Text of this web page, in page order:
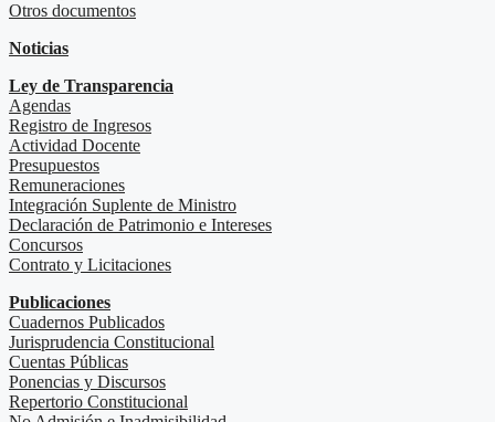
Otros documentos
Noticias
Ley de Transparencia
Agendas
Registro de Ingresos
Actividad Docente
Presupuestos
Remuneraciones
Integración Suplente de Ministro
Declaración de Patrimonio e Intereses
Concursos
Contrato y Licitaciones
Publicaciones
Cuadernos Publicados
Jurisprudencia Constitucional
Cuentas Públicas
Ponencias y Discursos
Repertorio Constitucional